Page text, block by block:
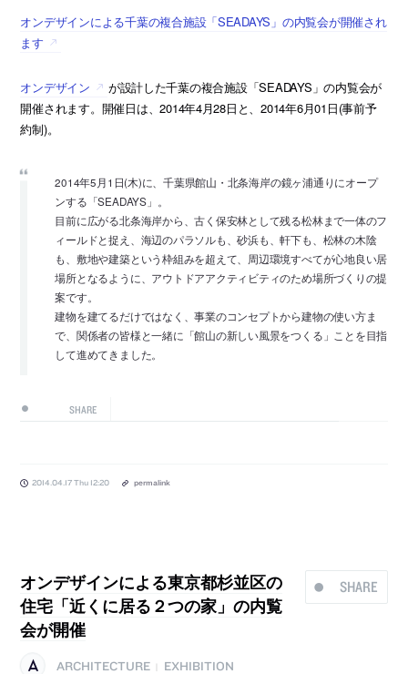
オンデザインによる千葉の複合施設「SEADAYS」の内覧会が開催され
ます
オンデザイン
が設計した千葉の複合施設「SEADAYS」の内覧会が
開催されます。開催日は、2014年4月28日と、2014年6月01日(事前予
約制)。
2014年5月1日(木)に、千葉県館山・北条海岸の鏡ヶ浦通りにオープ
ンする「SEADAYS」。
目前に広がる北条海岸から、古く保安林として残る松林まで一体のフ
ィールドと捉え、海辺のパラソルも、砂浜も、軒下も、松林の木陰
も、敷地や建築という枠組みを超えて、周辺環境すべてが心地良い居
場所となるように、アウトドアアクティビティのため場所づくりの提
案です。
建物を建てるだけではなく、事業のコンセプトから建物の使い方ま
で、関係者の皆様と一緒に「館山の新しい風景をつくる」ことを目指
して進めてきました。
SHARE
2014.04.17 Thu 12:20 permalink
SHARE
オンデザインによる東京都杉並区の
住宅「近くに居る２つの家」の内覧
会が開催
ARCHITECTURE EXHIBITION